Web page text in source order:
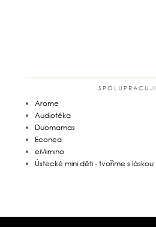
SPOLUPRACUJI
Arome
Audiotéka
Duomamas
Econea
eMimino
Ústecké mini děti - tvoříme s láskou